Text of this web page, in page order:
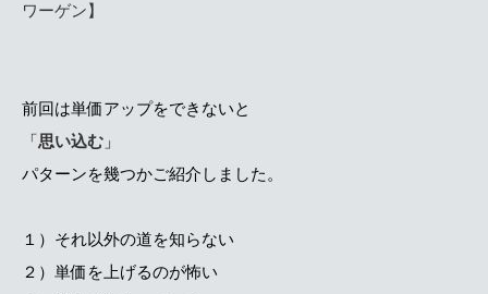
ワーゲン】
前回は単価アップをできないと
「思い込む 」
パターンを幾つかご紹介しました。
１）それ以外の道を知らない
２）単価を上げるのが怖い